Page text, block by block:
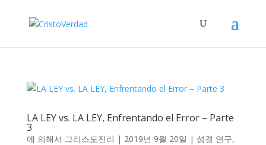
LA LEY vs. LA LEY, Enfrentando el Error – Parte
3
에 의해서 그리스도진리 | 2019년 9월 20일 | 성경 연구,